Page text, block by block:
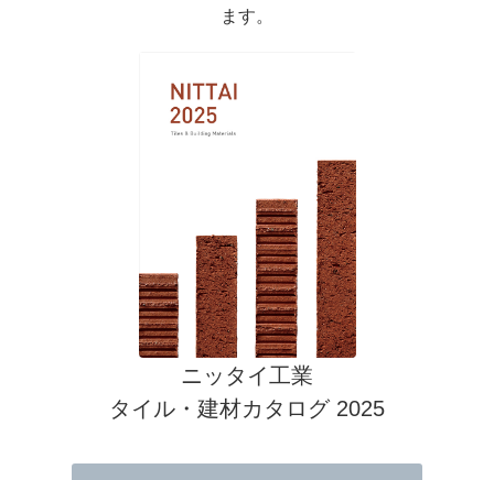
ます。
ニッタイ工業
タイル・建材カタログ 2025